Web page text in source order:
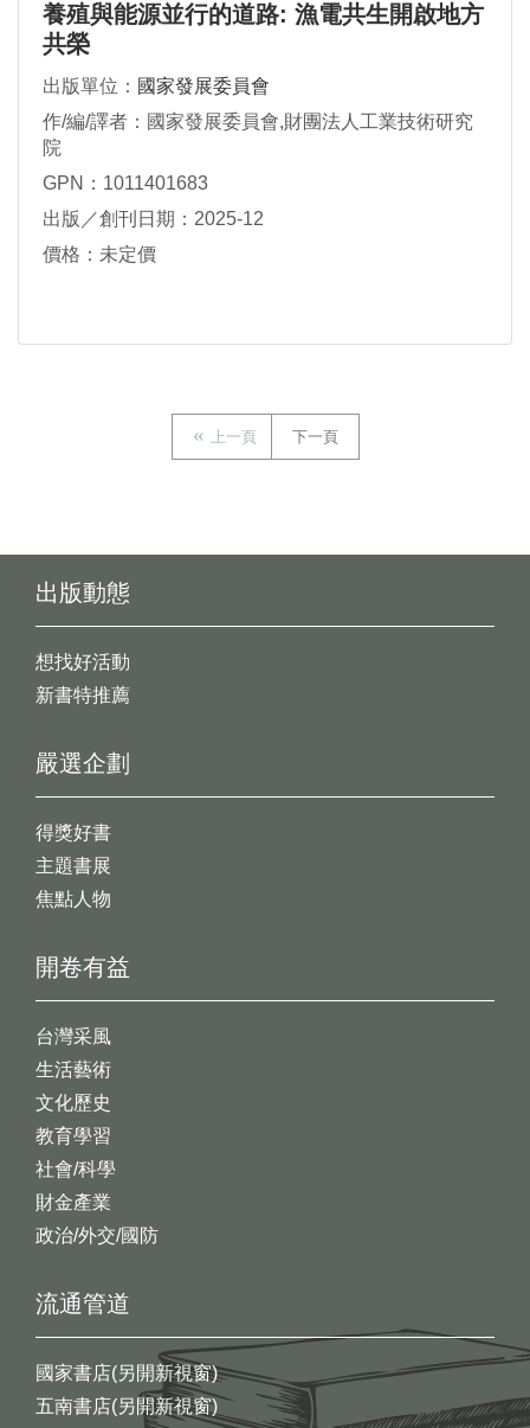
養殖與能源並行的道路: 漁電共生開啟地方
共榮
出版單位： 國家發展委員會
作/編/譯者：國家發展委員會,財團法人工業技術研究
院
GPN：1011401683
出版／創刊日期：2025-12
價格：未定價
上一頁 下一頁
出版動態
想找好活動
新書特推薦
開卷有益
台灣采風
生活藝術
文化歷史
教育學習
社會/科學
財金產業
政治/外交/國防
嚴選企劃
得獎好書
主題書展
焦點人物
流通管道
國家書店(另開新視窗)
五南書店(另開新視窗)